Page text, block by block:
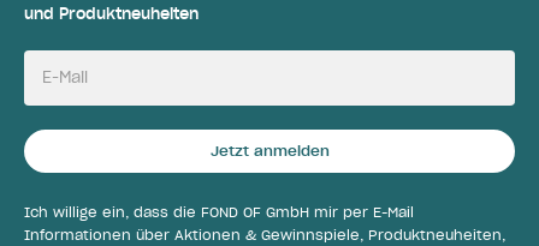
und Produktneuheiten
E-Mail
Jetzt anmelden
Ich willige ein, dass die FOND OF GmbH mir per E-Mail
Informationen über Aktionen & Gewinnspiele, Produktneuheiten,